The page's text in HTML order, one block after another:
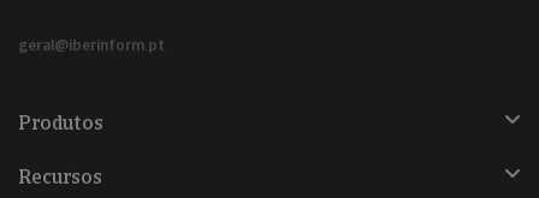
geral@iberinform.pt
Produtos
Recursos